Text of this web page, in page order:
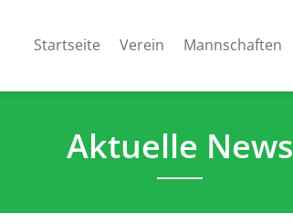
Startseite Verein Mannschaften
Aktuelle News